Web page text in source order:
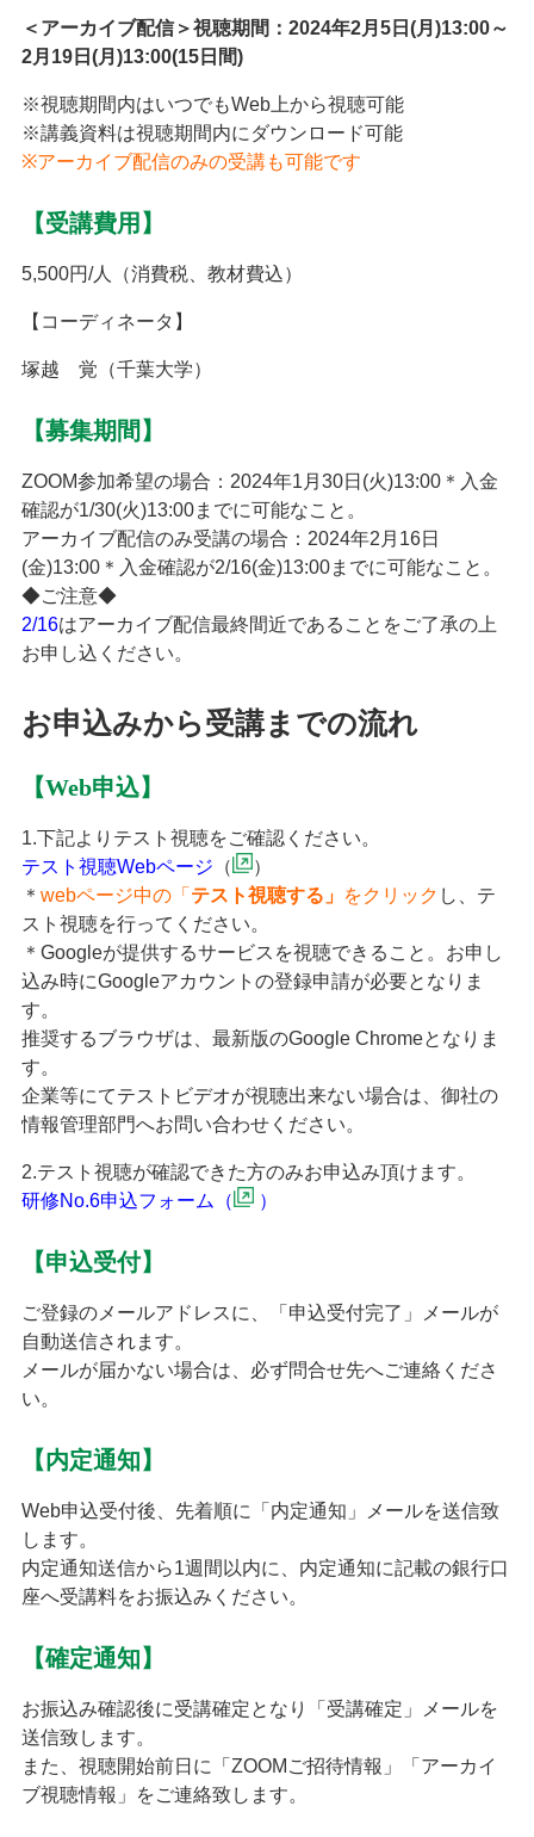
＜アーカイブ配信＞視聴期間：2024年2月5日(月)13:00～
2月19日(月)13:00(15日間)
※視聴期間内はいつでもWeb上から視聴可能
※講義資料は視聴期間内にダウンロード可能
※アーカイブ配信のみの受講も可能です
【受講費用】
5,500円/人（消費税、教材費込）
【コーディネータ】
塚越 覚（千葉大学）
【募集期間】
ZOOM参加希望の場合：2024年1月30日(火)13:00＊入金
確認が1/30(火)13:00までに可能なこと。
アーカイブ配信のみ受講の場合：2024年2月16日
(金)13:00＊入金確認が2/16(金)13:00までに可能なこと。
◆ご注意◆
2/16はアーカイブ配信最終間近であることをご了承の上
お申し込ください。
お申込みから受講までの流れ
【Web申込】
1.下記よりテスト視聴をご確認ください。
テスト視聴Webページ （
）
＊ webページ中の「 テスト視聴する」 をクリック し、テ
スト視聴を行ってください。
＊Googleが提供するサービスを視聴できること。お申し
込み時にGoogleアカウントの登録申請が必要となりま
す。
推奨するブラウザは、最新版のGoogle Chromeとなりま
す。
企業等にてテストビデオが視聴出来ない場合は、御社の
情報管理部門へお問い合わせください。
2.テスト視聴が確認できた方のみお申込み頂けます。
研修No.6申込フォーム
（ ）
【申込受付】
ご登録のメールアドレスに、「申込受付完了」メールが
自動送信されます。
メールが届かない場合は、必ず問合せ先へご連絡くださ
い。
【内定通知】
Web申込受付後、先着順に「内定通知」メールを送信致
します。
内定通知送信から1週間以内に、内定通知に記載の銀行口
座へ受講料をお振込みください。
【確定通知】
お振込み確認後に受講確定となり「受講確定」メールを
送信致します。
また、視聴開始前日に「ZOOMご招待情報」「アーカイ
ブ視聴情報」をご連絡致します。